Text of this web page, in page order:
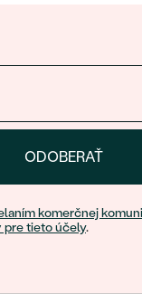
ODOBERAŤ
komerčnej
pre tieto účely.